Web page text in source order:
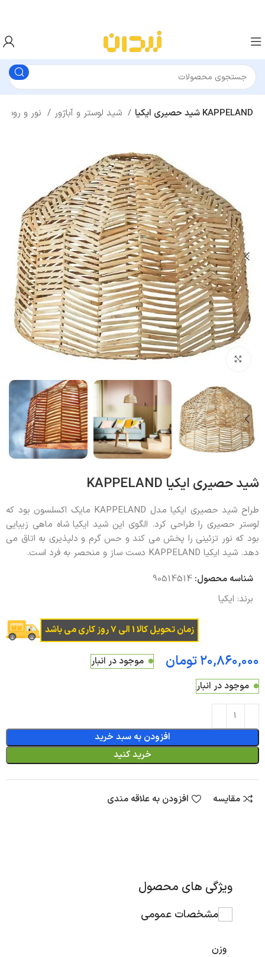
شید لوستر و آباژور شید حصیری ایکیا KAPPELAND
بزرگنمایی تصویر
شید حصیری ایکیا KAPPELAND
طراح شید حصیری ایکیا مدل KAPPELAND مایک اکسلسون بود که
لوستر حصیری را طراحی کرد. الگوی این شید ایکیا شاه ماهی زیبایی
بود که نور تزئینی را پخش می کند و حس گرم و دلپذیری به اتاق می
دهد. شید ایکیا KAPPELAND دست ساز و منحصر به فرد است.
شناسه محصول:90514514
برند: ایکیا
زمان تحویل کالا 1 الی 7 روز کاری می باشد
تومان
موجود در انبار
موجود در انبار
افزودن به سبد خرید
خرید کنید
مقایسه افزودن به علاقه مندی
ویژگی های محصول
مشخصات عمومی
وزن